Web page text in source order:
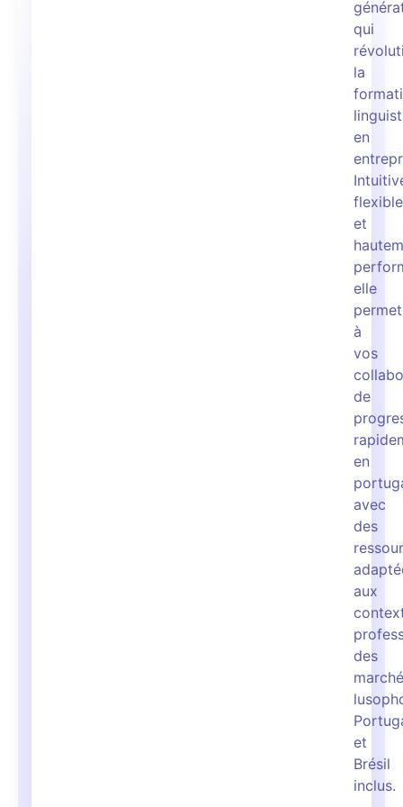
qui
la
en
flexible
et
elle
permet
à
vos
de
en
avec
des
aux
des
et
Brésil
inclus.